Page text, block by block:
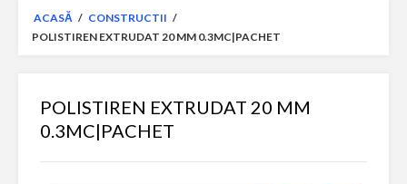
ACASĂ / CONSTRUCTII /
POLISTIREN EXTRUDAT 20 MM 0.3MC|PACHET
POLISTIREN EXTRUDAT 20 MM
0.3MC|PACHET